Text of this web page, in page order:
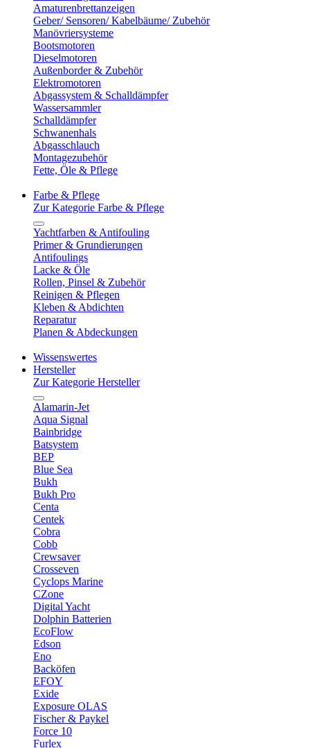
Amaturenbrettanzeigen
Geber/ Sensoren/ Kabelbäume/ Zubehör
Manövriersysteme
Bootsmotoren
Dieselmotoren
Außenborder & Zubehör
Elektromotoren
Abgassystem & Schalldämpfer
Wassersammler
Schalldämpfer
Schwanenhals
Abgasschlauch
Montagezubehör
Fette, Öle & Pflege
Farbe & Pflege
Zur Kategorie Farbe & Pflege
Yachtfarben & Antifouling
Primer & Grundierungen
Antifoulings
Lacke & Öle
Rollen, Pinsel & Zubehör
Reinigen & Pflegen
Kleben & Abdichten
Reparatur
Planen & Abdeckungen
Wissenswertes
Hersteller
Zur Kategorie Hersteller
Alamarin-Jet
Aqua Signal
Bainbridge
Batsystem
BEP
Blue Sea
Bukh
Bukh Pro
Centa
Centek
Cobra
Cobb
Crewsaver
Crosseven
Cyclops Marine
CZone
Digital Yacht
Dolphin Batterien
EcoFlow
Edson
Eno
Backöfen
EFOY
Exide
Exposure OLAS
Fischer & Paykel
Force 10
Furlex